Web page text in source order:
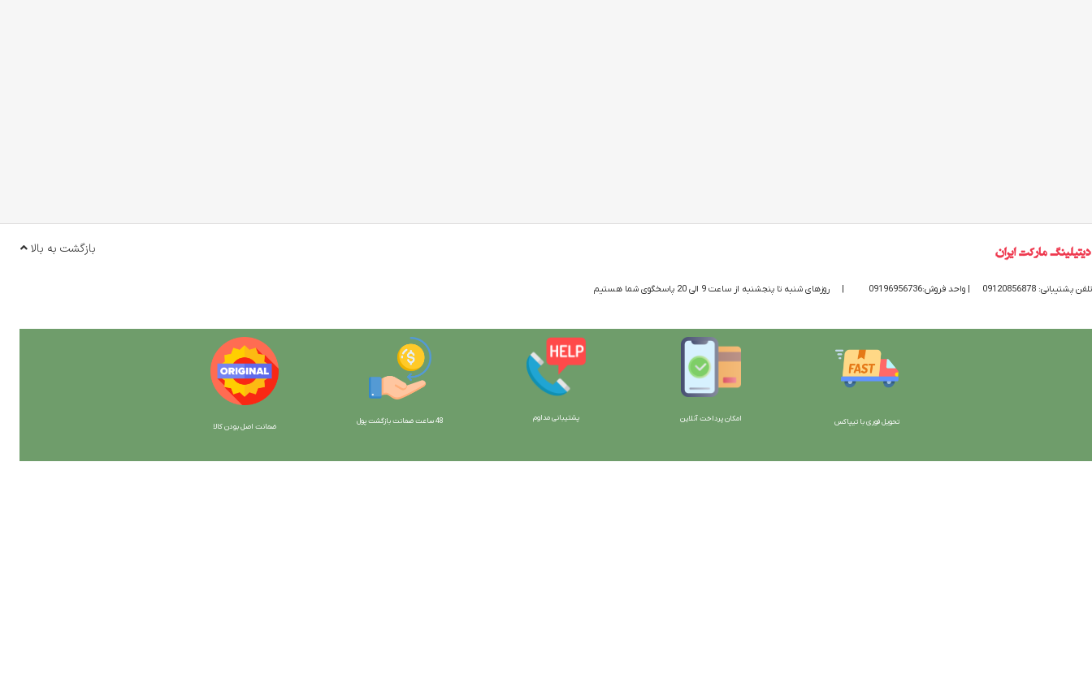
تلفن پشتیبانی: 09120856878 | واحد فروش:09196956736 | روزهای شنبه تا پنجشنبه از ساعت 9 الی 20 پاسخگوی شما هستیم
بازگشت به بالا
تحویل فوری با تیپاکس امکان پرداخت آنلاین پشتیبانی مداوم 48 ساعت ضمانت بازگش ت پول
ضمانت اصل بودن کالا